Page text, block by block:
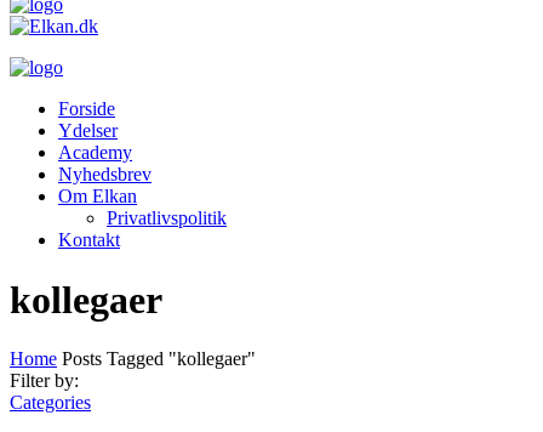
Forside
Ydelser
Academy
Nyhedsbrev
Om Elkan
Privatlivspolitik
Kontakt
kollegaer
Home Posts Tagged "kollegaer"
Filter by:
Categories